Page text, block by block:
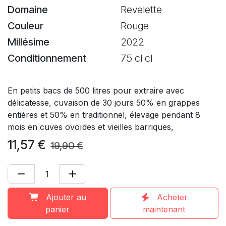
Domaine
Revelette
Couleur
Rouge
Millésime
2022
Conditionnement
75 cl cl
En petits bacs de 500 litres pour extraire avec
délicatesse, cuvaison de 30 jours 50% en grappes
entières et 50% en traditionnel, élevage pendant 8
mois en cuves ovoïdes et vieilles barriques,
11,57 € 19,90€
Ajouter au
panier
Acheter
maintenant